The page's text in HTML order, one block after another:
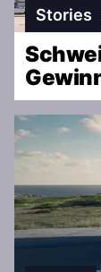
Stories